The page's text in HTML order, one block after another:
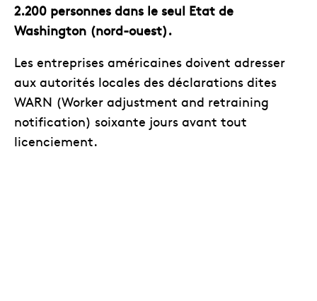
2.200 personnes dans le seul Etat de
Washington (nord-ouest).
Les entreprises américaines doivent adresser
aux autorités locales des déclarations dites
WARN (Worker adjustment and retraining
notification) soixante jours avant tout
licenciement.